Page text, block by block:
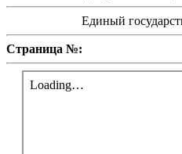
Единый
Страница №: